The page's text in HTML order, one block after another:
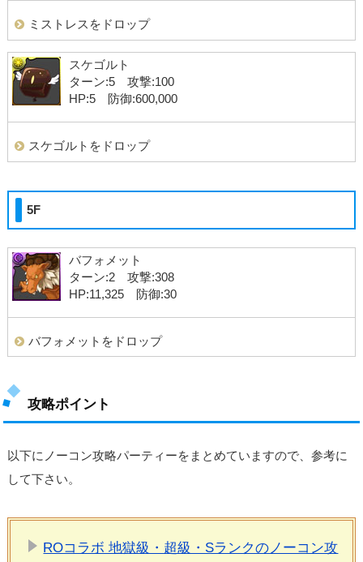
ミストレスをドロップ
スケゴルト
ターン:5 攻撃:100
HP:5 防御:600,000
スケゴルトをドロップ
5F
バフォメット
ターン:2 攻撃:308
HP:11,325 防御:30
バフォメットをドロップ
攻略ポイント
以下にノーコン攻略パーティーをまとめていますので、参考に
して下さい。
ROコラボ 地獄級・超級・Sランクのノーコン攻